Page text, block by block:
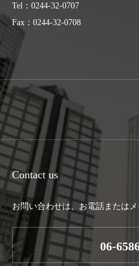
Tel：0244-32-0707
Fax：0244-32-0708
Contact us
お問い合わせは、お電話またはメ
06-